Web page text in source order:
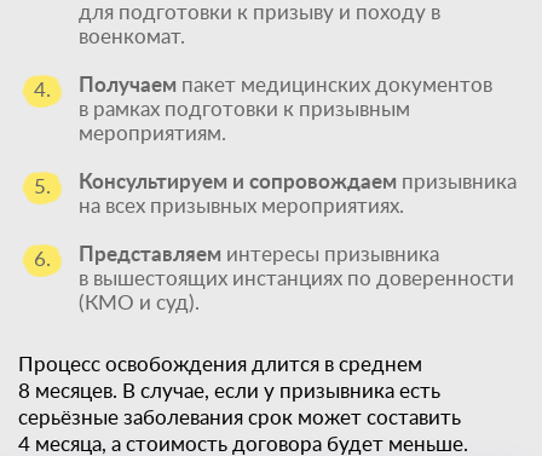
для подготовки к призыву и походу в
военкомат.
4. Получаем пакет медицинских документов
в рамках подготовки к призывным
мероприятиям.
5. Консультируем и сопровождаем призывника
на всех призывных мероприятиях.
6. Представляем интересы призывника
в вышестоящих инстанциях по доверенности
(КМО и суд).
Процесс освобождения длится в среднем
8 месяцев. В случае, если у призывника есть
серьёзные заболевания срок может составить
4 месяца, а стоимость договора будет меньше.